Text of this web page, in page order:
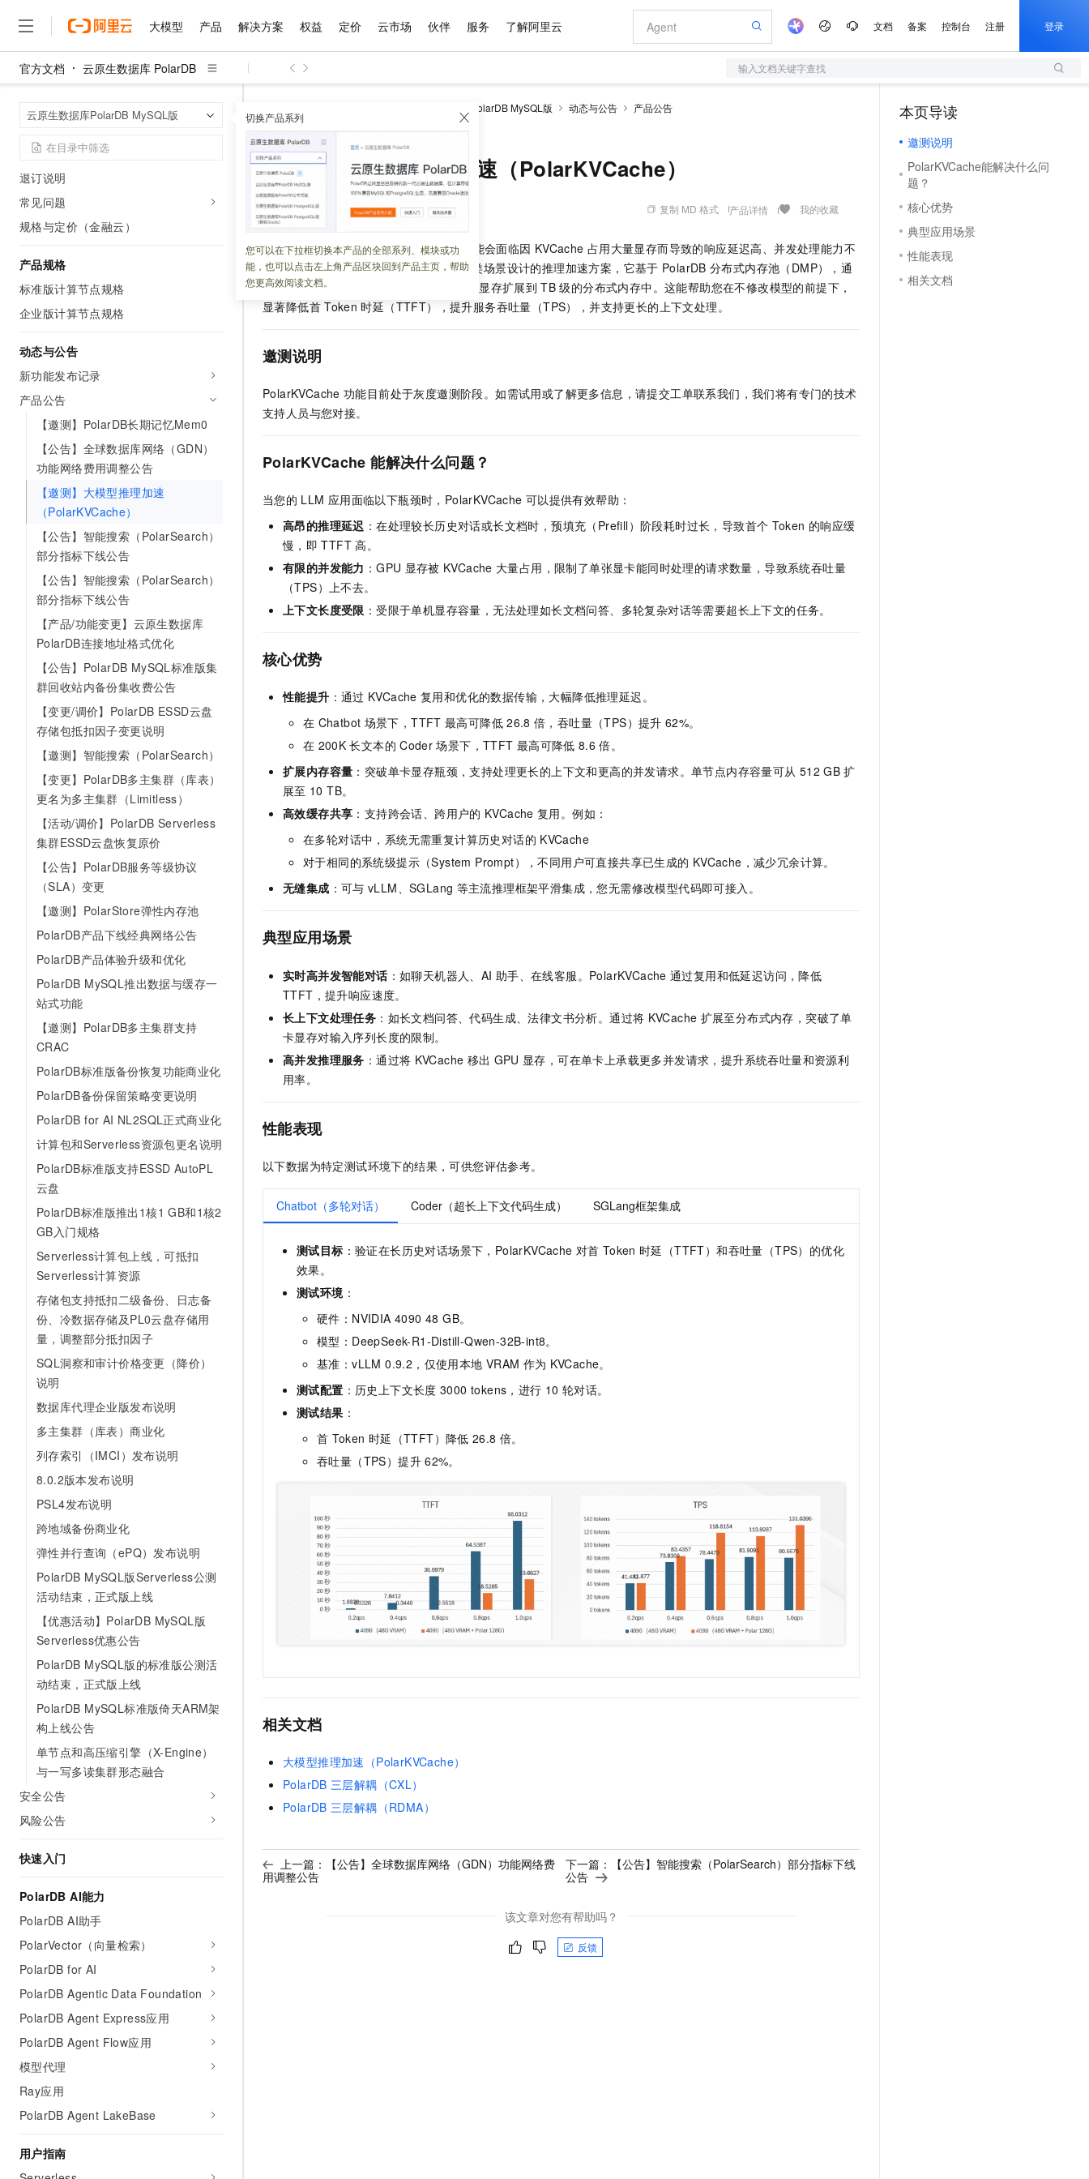
大模型 产品 解决方案 权益 定价 云市场 伙伴 服务 了解阿里云 文档 备案 控制台 注册 登录
官方文档 云原生数据库 PolarDB 输入文档关键字查找
云原生数据库PolarDB MySQL版 切换产品系列
您可以在下拉框切换本产品的全部系列、模块或功
能，也可以点击左上角产品区块回到产品主页，帮助
您更高效阅读文档。
资源包
变更配置
转换付费类型
续费说明
退订说明
常见问题
规格与定价（金融云）
产品规格
标准版计算节点规格
企业版计算节点规格
动态与公告
新功能发布记录
产品公告
【邀测】PolarDB长期记忆Mem0
【公告】全球数据库网络（GDN）
功能网络费用调整公告
【邀测】大模型推理加速
（PolarKVCache）
【公告】智能搜索（PolarSearch）
部分指标下线公告
【公告】智能搜索（PolarSearch）
部分指标下线公告
【产品/功能变更】云原生数据库
PolarDB连接地址格式优化
【公告】PolarDB MySQL标准版集
群回收站内备份集收费公告
【变更/调价】PolarDB ESSD云盘
存储包抵扣因子变更说明
【邀测】智能搜索（PolarSearch）
【变更】PolarDB多主集群（库表）
更名为多主集群（Limitless）
【活动/调价】PolarDB Serverless
集群ESSD云盘恢复原价
【公告】PolarDB服务等级协议
（SLA）变更
【邀测】PolarStore弹性内存池
PolarDB产品下线经典网络公告
PolarDB产品体验升级和优化
PolarDB MySQL推出数据与缓存一
站式功能
【邀测】PolarDB多主集群支持
CRAC
PolarDB标准版备份恢复功能商业化
PolarDB备份保留策略变更说明
PolarDB for AI NL2SQL正式商业化
计算包和Serverless资源包更名说明
PolarDB标准版支持ESSD AutoPL
云盘
PolarDB标准版推出1核1 GB和1核2
GB入门规格
Serverless计算包上线，可抵扣
Serverless计算资源
存储包支持抵扣二级备份、日志备
份、冷数据存储及PL0云盘存储用
量，调整部分抵扣因子
SQL洞察和审计价格变更（降价）
说明
数据库代理企业版发布说明
多主集群（库表）商业化
列存索引（IMCI）发布说明
8.0.2版本发布说明
PSL4发布说明
跨地域备份商业化
弹性并行查询（ePQ）发布说明
PolarDB MySQL版Serverless公测
活动结束，正式版上线
【优惠活动】PolarDB MySQL版
Serverless优惠公告
PolarDB MySQL版的标准版公测活
动结束，正式版上线
PolarDB MySQL标准版倚天ARM架
构上线公告
单节点和高压缩引擎（X-Engine）
与一写多读集群形态融合
安全公告
风险公告
快速入门
PolarDB AI能力
PolarDB AI助手
PolarVector（向量检索）
PolarDB for AI
PolarDB Agentic Data Foundation
PolarDB Agent Express应用
PolarDB Agent Flow应用
模型代理
Ray应用
PolarDB Agent LakeBase
用户指南
云原生数据库PolarDB MySQL版 动态与公告
产品公告
【邀测】大模型推理加速（PolarKVCache）
【邀测】大模型推理加速（PolarKVCache）
更新时间：2025-12-09 08:58:33 复制 MD 格式 产品详情 我的收藏
在进行大语言模型（LLM）推理时，您可能会面临因 KVCache 占用大量显存而导致的响应延迟高、并发处理能力不
足等问题。PolarKVCache 是专为解决此类场景设计的推理加速方案，它基于 PolarDB 分布式内存池（DMP），通
过创新的架构将
显存扩展到 TB 级的分布式内存中。这能帮助您在不修改模型的前提下，
显著降低首 Token 时延（TTFT），提升服务吞吐量（TPS），并支持更长的上下文处理。
邀测说明
PolarKVCache 功能目前处于灰度邀测阶段。如需试用或了解更多信息，请提交工单联系我们，我们将有专门的技术
支持人员与您对接。
PolarKVCache 能解决什么问题？
当您的 LLM 应用面临以下瓶颈时，PolarKVCache 可以提供有效帮助：
高昂的推理延迟 ：在处理较长历史对话或长文档时，预填充（Prefill）阶段耗时过长，导致首个 Token 的响应缓
慢，即 TTFT 高。
有限的并发能力 ：GPU 显存被 KVCache 大量占用，限制了单张显卡能同时处理的请求数量，导致系统吞吐量
（TPS）上不去。
上下文长度受限 ：受限于单机显存容量，无法处理如长文档问答、多轮复杂对话等需要超长上下文的任务。
核心优势
性能提升 ：通过 KVCache 复用和优化的数据传输，大幅降低推理延迟。
在 Chatbot 场景下，TTFT 最高可降低 26.8 倍，吞吐量（TPS）提升 62%。
在 200K 长文本的 Coder 场景下，TTFT 最高可降低 8.6 倍。
扩展内存容量 ：突破单卡显存瓶颈，支持处理更长的上下文和更高的并发请求。单节点内存容量可从 512 GB 扩
展至 10 TB。
高效缓存共享 ：支持跨会话、跨用户的 KVCache 复用。例如：
在多轮对话中，系统无需重复计算历史对话的 KVCache
对于相同的系统级提示（System Prompt），不同用户可直接共享已生成的 KVCache，减少冗余计算。
无缝集成 ：可与 vLLM、SGLang 等主流推理框架平滑集成，您无需修改模型代码即可接入。
典型应用场景
实时高并发智能对话：如聊天机器人、AI 助手、在线客服。 PolarKVCache 通过复用和低延迟访问，降低
TTFT，提升响应速度。
长上下文处理任务 ：如长文档问答、代码生成、法律文书分析。通过将 KVCache 扩展至分布式内存，突破了单
卡显存对输入序列长度的限制。
高并发推理服务 ：通过将 KVCache 移出 GPU 显存，可在单卡上承载更多并发请求，提升系统吞吐量和资源利
用率。
性能表现
以下数据为特定测试环境下的结果，可供您评估参考。
Chatbot（多轮对话） Coder（超长上下文代码生成） SGLang框架集成
测试目标 ：验证在长历史对话场景下， PolarKVCache 对首 Token 时延（TTFT）和吞吐量（TPS）的优化
效果。
测试环境：
硬件：NVIDIA 4090 48 GB。
模型：DeepSeek-R1-Distill-Qwen-32B-int8。
基准：vLLM 0.9.2，仅使用本地 VRAM 作为 KVCache。
测试配置 ：历史上下文长度 3000 tokens，进行 10 轮对话。
测试结果 ：
首 Token 时延（TTFT）降低 26.8 倍。
吞吐量（TPS）提升 62%。
相关文档
大模型推理加速（PolarKVCache）
PolarDB 三层解耦（CXL）
PolarDB 三层解耦（RDMA）
上一篇：
【公告】全球数据库网络（GDN）功能网络费
用调整公告
下一篇：
【公告】智能搜索（PolarSearch）部分指标下线
公告
该文章对您有帮助吗？
反馈
本页导读
邀测说明
PolarKVCache能解决什么问
题？
核心优势
典型应用场景
性能表现
相关文档
大模型
大模型
文本生成
Qwen3.8-Max HOT
智能体时代全能旗舰模型
Qwen3.7-Plus
Qwen3-VL-Plus
Kimi-K3 NEW
Kimi 最新旗舰模型，长程编程与推理利器
Deepseek-v4-pro
图片和视频生成
HappyHorse-1.1-T2V
让文字生成流畅细腻的高质量视频
HappyHorse-1.1-I2V
语音识别与合成
Qwen3-TTS-Flash
千问AI平台-Token Plan NEW
千问AI平台-模型体验
在线体验全尺寸、多种模态的模型效果
Happy 系列大模型
大模型服务平台百炼-应用模版
大模型服务平台百炼-智能体
灵活可视化地构建企业级 Agent
人工智能平台 PAI
万有无界
企业级人与Agent协作平台，接入和调度多个数字员工
秒悟
大模型解决方案
依托云原生高可用架构,实现Dify私有化部署
在企业官网、通讯软件中为客户提供 AI 客服
用1%尺寸在特定领域达到大模型90%以上效果
产品
精选产品
容器
存储
网络与CDN
安全
数据库
媒体服务
企业服务与云通信
域名与网站
Serverless
开发工具
迁移与运维管理
精选产品
大模型服务平台百炼
大模型服务与应用平台
千问大模型
多元化、高性能、安全可靠的大模型服务
无影云电脑
随时随地安全接入的云上超级电脑
云解析DNS
域名与网站
对象存储 OSS
一站式AI开发、训练和推理服务
Qoder CN
基于千问大模型等，支持代码智能生成、研发智能问答
云数据库 RDS
面向真实软件的智能体编程平台
云原生数据库 PolarDB
100%兼容MySQL、PostgreSQL，兼容Oracle，支持集中和分布式
轻量应用服务器
数字证书管理服务（原SSL证书）
实现全站HTTPS，呈现可信的WEB访问
短信服务
大数据开发治理平台 DataWorks
解决方案
精选解决方案
大数据
现代化应用
安全
网络
可观测
上云与迁云
企业出海
政企业务
精选解决方案
千问办公，解锁你的工作新方式
企业级Agent产品，直接交付可用成果
Agency Agents：拥有专属领域专家
多领域专家智能体,一键组建 AI 虚拟交付团队
HappyHorse 打造一站式影视创作平台
快速拥有专属 OpenClaw
睿译宝，AI翻译排版一步到位
GLM-5.2：长任务时代开源旗舰模型
自主进化，持久记忆，越用越聪明
Claude Code + GStack 打造工程团队
安装技能 GStack，拥有专属 AI 工程团队
即刻拥有 DeepSeek-V4-Pro
从聊天伙伴进化为能主动干活的本地数字员工
低代码高效构建企业门户网站
以可视化方式快速构建移动和 PC 门户网站
一句话生成原生可编辑精美 PPT 文稿
输入一句话想法, 轻松生成专业的 PPT
一键部署幻兽帕鲁游戏服务器 HOT
一键购买专属联机服务器，轻松开启游戏
漫剧工坊：一站式动画创作平台
10 分钟搭建微信、支付宝小程序
权益 普惠上云
普惠上云 官方力荐
云服务器38元/年起，超值低价云产品抢先购
官方推荐返现计划
推荐新用户得奖励，单订单最高返9万
云工开物
高校专属算力普惠，学生认证享300元代金券
免费试用
1亿+ 大模型 tokens 和 30+ 款产品免费体验
助力企业全员 AI 认知与能力提升
AI 特惠
智启 AI 普惠权益
阿里云 OPC 创新助力计划
至高百万元 Token 补贴，加速一人公司成长
Qwen3.8-Max 首发尝鲜，限时加量 10 倍，夜间低至2折
千问办公，限时限量积分加倍 NEW
你的AI工作搭子，覆盖日常办公高频场景
夜间 5 折，Qwen/Meoo/TokenPlan 客户专享
AI 场景体验
AI 电商营销
图文、视频一站生成，高效打造优质广告素材
AI 建站
0 代码专业建站，无忧落地极速上线
AI智能应用，一键激活高效办公新体验
AI 活动
AI 生产力先锋
先锋实践拓展 AI 生产力的边界
飞天发布时刻
所见，即是所愿
AI 实训营
创新加速
定价 产品定价
了解云产品的定价详情
云上成本管理
管理和优化成本
价格计算器
自助选配和估算价格
价格优势
推动算力普惠，释放技术红利
配置报价器
阿里云 OPC 创新助力计划
Token 补贴，五大权
益加速 OPC 成功
云市场 精选商城
网站建设
多端小程序
Salesforce 国际版订阅
友盟天域
观测云
Tuya 物联网平台阿里云版
蓝凌 OA
畅捷通
Tableau 订阅
AI空中课堂在线直播课堂（旗舰版）
生态解决方案
行业生态解决方案
开发者生态解决方案
AI 开发和 AI 应用解决方案
数据与 API
数据集
手机三要素
身份实名认证
短信
OCR 文字识别
发票查验
天气预报查询
OA 办公系统
财税管理
400电话
基础软件
CentOS
Docker
JAVA
全能环境
操作系统
Red Hat
定制建站
APP 开发
专业服务
公司注册
上云迁移
代维服务
伙伴 成为销售伙伴
分销伙伴
咨询伙伴
销售伙伴合作计划
Salesforce On Alibaba Cloud
Consulting Partner 合作计划
AI 大模型销售与服务生态合作计划
成为产品伙伴
产品生态集成认证中心
产品生态伙伴工作台
产品伙伴合作计划
云存储合作计划
数据库合作计划
云网络合作计划
Salesforce On Alibaba Cloud ISV 合作
计划
服务伙伴合作计划
Al MaaS 服务伙伴赋能合作
伙伴信用分合作计划
更多支持
合作伙伴培训与认证
查询合作伙伴
登录合作伙伴管理后台
服务 售前咨询
在线服务
售后服务
自助服务
工单服务
短信专区
企业增值服务
企业支持计划
企业增值服务台
服务实践
创新中心
阿里云认证
训练营
官网公告
健康状态
开发者社区
镜像站
我要反馈
了解阿里云 为什么选择阿里云
什么是云计算
技术领先
稳定可靠
安全合规
分析师报告
研究报告与白皮书
天池大赛
AI 算法大赛
入门学习赛
最佳实践
云上春晚
云栖战略参考
云上的中国
看见新力量
金融模力时刻
客户案例
市场活动
云栖大会
活动全景
魔搭 ModelScope
魔搭 ModelScope
科研合作
加入我们
校园招聘